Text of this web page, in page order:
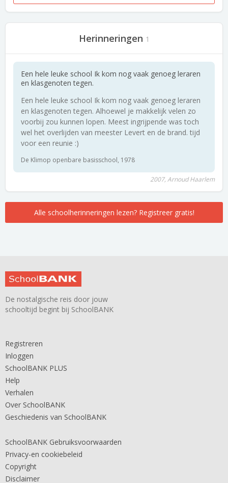
Herinneringen 1
Een hele leuke school Ik kom nog vaak genoeg leraren
en klasgenoten tegen.
Een hele leuke school Ik kom nog vaak genoeg leraren
en klasgenoten tegen. Alhoewel je makkelijk velen zo
voorbij zou kunnen lopen. Meest ingrijpende was toch
wel het overlijden van meester Levert en de brand. tijd
voor een reunie :)
De Klimop openbare basisschool, 1978
2007, Arnoud Haarlem
Alle schoolherinneringen lezen? Registreer gratis!
De nostalgische reis door jouw
schooltijd begint bij SchoolBANK
Registreren
Inloggen
SchoolBANK PLUS
Help
Verhalen
Over SchoolBANK
Geschiedenis van SchoolBANK
SchoolBANK Gebruiksvoorwaarden
Privacy-en cookiebeleid
Copyright
Disclaimer